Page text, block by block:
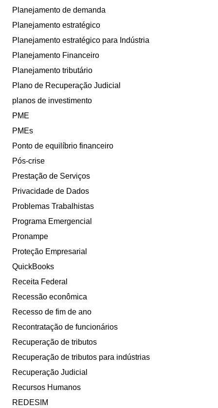
Planejamento de demanda
Planejamento estratégico
Planejamento estratégico para Indústria
Planejamento Financeiro
Planejamento tributário
Plano de Recuperação Judicial
planos de investimento
PME
PMEs
Ponto de equilíbrio financeiro
Pós-crise
Prestação de Serviços
Privacidade de Dados
Problemas Trabalhistas
Programa Emergencial
Pronampe
Proteção Empresarial
QuickBooks
Receita Federal
Recessão econômica
Recesso de fim de ano
Recontratação de funcionários
Recuperação de tributos
Recuperação de tributos para indústrias
Recuperação Judicial
Recursos Humanos
REDESIM